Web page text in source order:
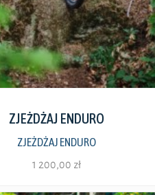
ZJEŻDŻAJ ENDURO
ZJEŻDŻAJ ENDURO
1 200,00 zł